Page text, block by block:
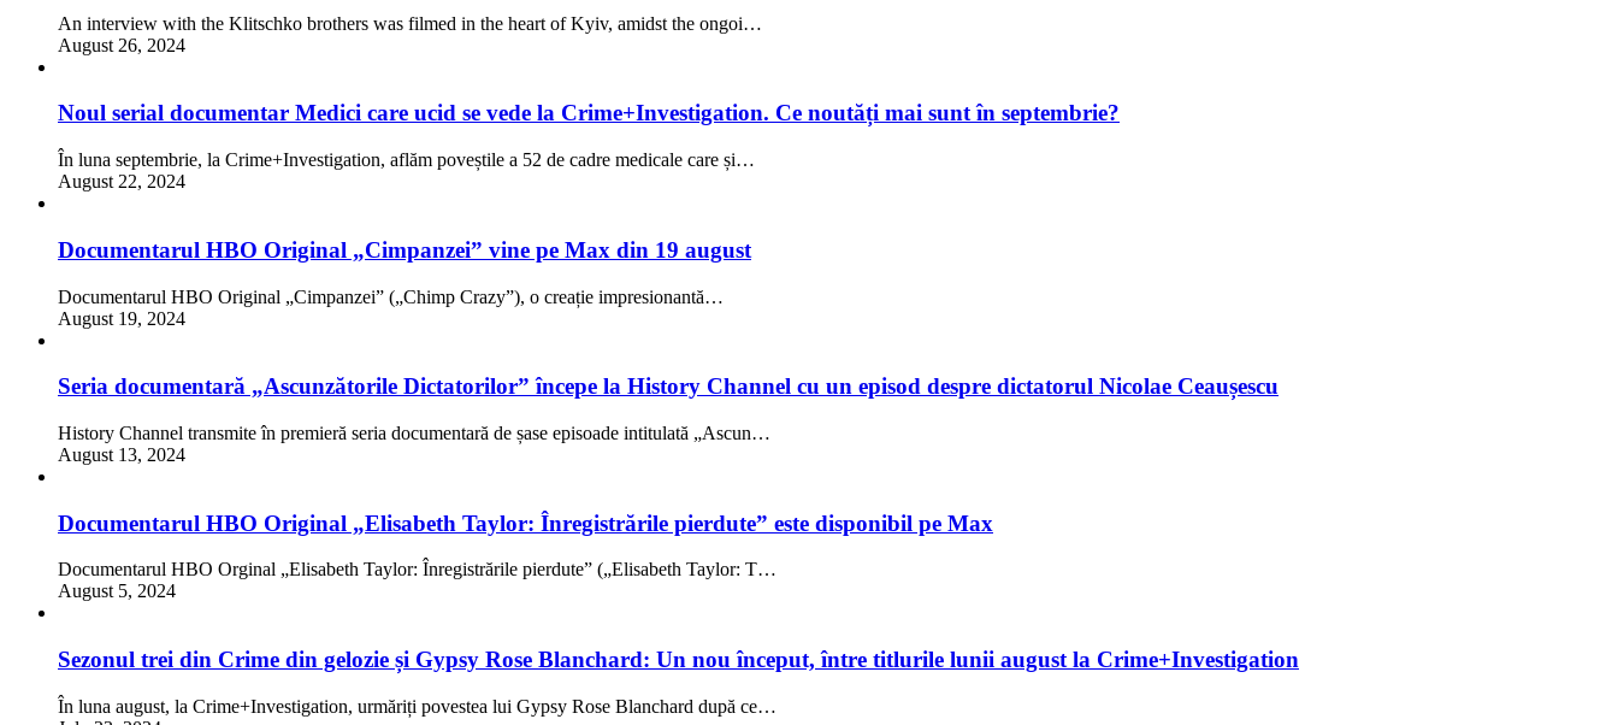
An interview with the Klitschko brothers was filmed in the heart of Kyiv, amidst the ongoi…
August 26, 2024
Noul serial documentar Medici care ucid se vede la Crime+Investigation. Ce noutăți mai sunt în septembrie?
În luna septembrie, la Crime+Investigation, aflăm poveștile a 52 de cadre medicale care și…
August 22, 2024
Documentarul HBO Original „Cimpanzei” vine pe Max din 19 august
Documentarul HBO Original „Cimpanzei” („Chimp Crazy”), o creație impresionantă…
August 19, 2024
Seria documentară „Ascunzătorile Dictatorilor” începe la History Channel cu un episod despre dictatorul Nicolae Ceaușescu
History Channel transmite în premieră seria documentară de șase episoade intitulată „Ascun…
August 13, 2024
Documentarul HBO Original „Elisabeth Taylor: Înregistrările pierdute” este disponibil pe Max
Documentarul HBO Orginal „Elisabeth Taylor: Înregistrările pierdute” („Elisabeth Taylor: T…
August 5, 2024
Sezonul trei din Crime din gelozie și Gypsy Rose Blanchard: Un nou început, între titlurile lunii august la Crime+Investigation
În luna august, la Crime+Investigation, urmăriți povestea lui Gypsy Rose Blanchard după ce…